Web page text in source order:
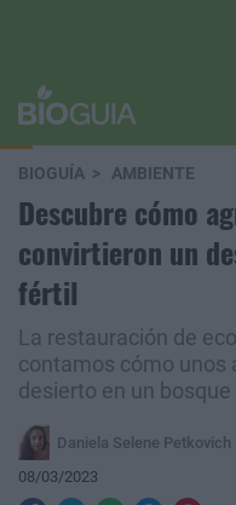
BIOGUÍA AMBIENTE
Descubre cómo
convirtieron un
fértil
La restauración de
contamos cómo unos
desierto en un bosque
Daniela Selene Petkovich
08/03/2023